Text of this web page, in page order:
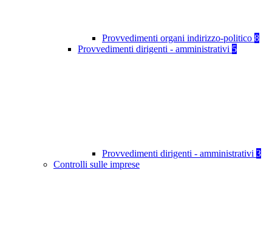
Provvedimenti organi indirizzo-politico 8
Provvedimenti dirigenti - amministrativi 5
Provvedimenti dirigenti - amministrativi 3
Controlli sulle imprese